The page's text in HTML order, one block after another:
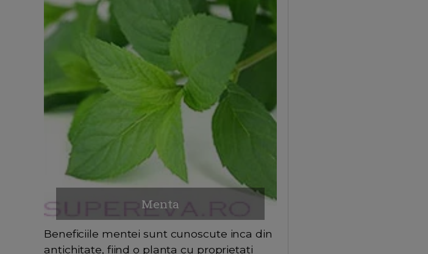
Menta
Beneficiile mentei sunt cunoscute inca din
antichitate, fiind o planta cu proprietati